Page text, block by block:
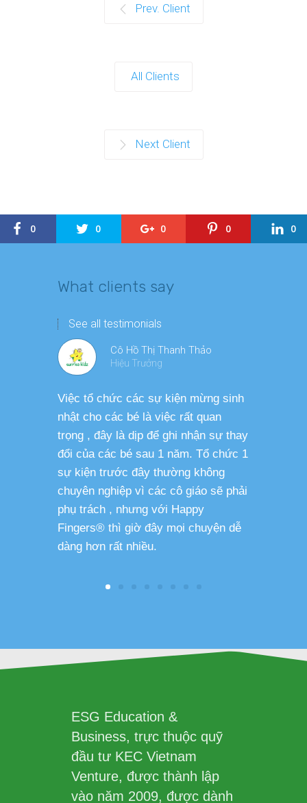
Prev. Client
All Clients
Next Client
0 0 0 0 0
What clients say
See all testimonials
Cô Hồ Thị Thanh Thảo
Hiệu Trưởng
Việc tổ chức các sự kiện mừng sinh
nhật cho các bé là việc rất quan
trọng , đây là dịp để ghi nhận sự thay
đổi của các bé sau 1 năm. Tổ chức 1
sự kiện trước đây thường không
chuyên nghiệp vì các cô giáo sẽ phải
phụ trách , nhưng với Happy
Fingers® thì giờ đây mọi chuyện dễ
dàng hơn rất nhiều.
ESG Education &
Business, trực thuộc quỹ
đầu tư KEC Vietnam
Venture, được thành lập
vào năm 2009, được dành